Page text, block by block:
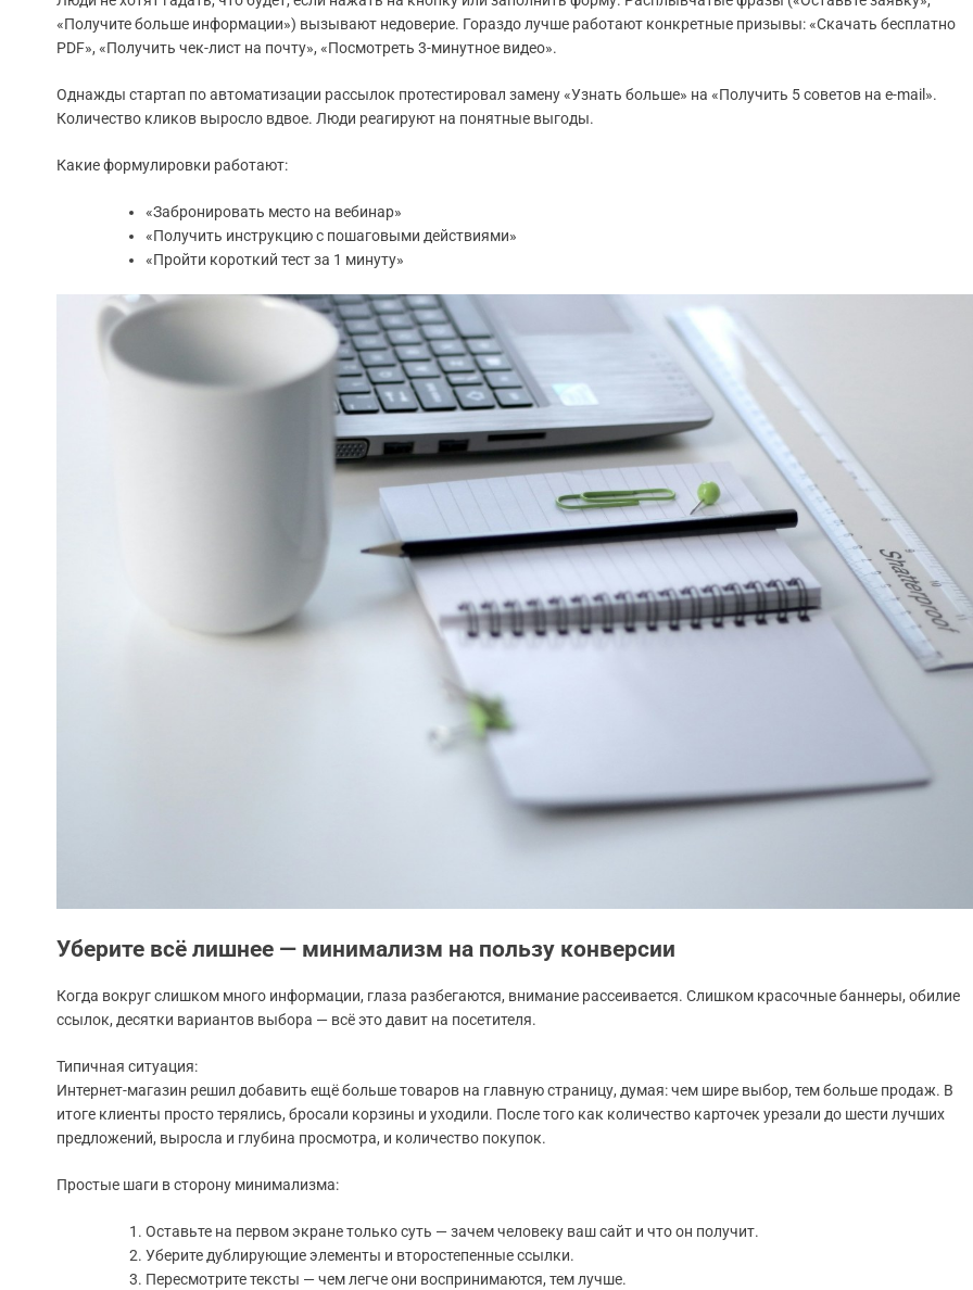
«Получите больше информации») вызывают недоверие. Гораздо лучше работают конкретные призывы: «Скачать бесплатно
PDF», «Получить чек-лист на почту», «Посмотреть 3-минутное видео».
Однажды стартап по автоматизации рассылок протестировал замену «Узнать больше» на «Получить 5 советов на e-mail».
Количество кликов выросло вдвое. Люди реагируют на понятные выгоды.
Какие формулировки работают:
«Забронировать место на вебинар»
«Получить инструкцию с пошаговыми действиями»
«Пройти короткий тест за 1 минуту»
Уберите всё лишнее — минимализм на пользу конверсии
Когда вокруг слишком много информации, глаза разбегаются, внимание рассеивается. Слишком красочные баннеры, обилие
ссылок, десятки вариантов выбора — всё это давит на посетителя.
Типичная ситуация:
Интернет-магазин решил добавить ещё больше товаров на главную страницу, думая: чем шире выбор, тем больше продаж. В
итоге клиенты просто терялись, бросали корзины и уходили. После того как количество карточек урезали до шести лучших
предложений, выросла и глубина просмотра, и количество покупок.
Простые шаги в сторону минимализма:
Оставьте на первом экране только суть — зачем человеку ваш сайт и что он получит.
Уберите дублирующие элементы и второстепенные ссылки.
Пересмотрите тексты — чем легче они воспринимаются, тем лучше.